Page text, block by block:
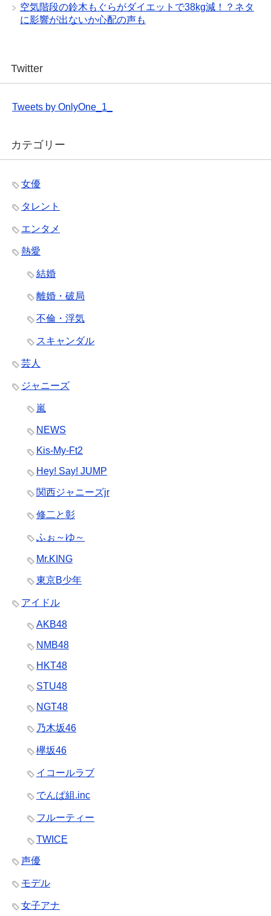
空気階段の鈴木もぐらがダイエットで38kg減！？ネタ
に影響が出ないか心配の声も
Twitter
Tweets by OnlyOne_1_
カテゴリー
女優
タレント
エンタメ
熱愛
結婚
離婚・破局
不倫・浮気
スキャンダル
芸人
ジャニーズ
嵐
NEWS
Kis-My-Ft2
Hey! Say! JUMP
関西ジャニーズjr
修二と彰
ふぉ～ゆ～
Mr.KING
東京B少年
アイドル
AKB48
NMB48
HKT48
STU48
NGT48
乃木坂46
欅坂46
イコールラブ
でんぱ組.inc
フルーティー
TWICE
声優
モデル
女子アナ